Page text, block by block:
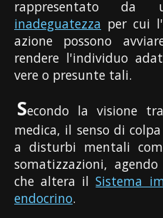
rappresentato da
inadeguatezza per cui
azione possono
rendere l'individuo
vere o presunte tali.
Secondo la visione
medica, il senso di
a disturbi mentali
somatizzazioni,
che altera ilSistema
endocrino.